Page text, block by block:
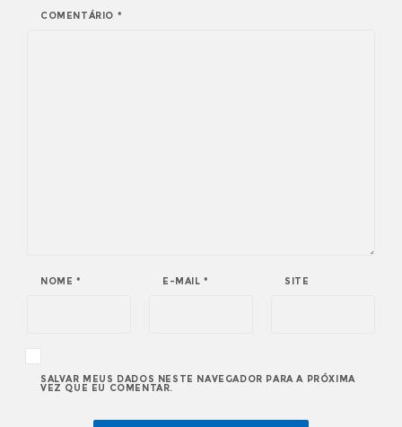
COMENTÁRIO *
NOME * E-MAIL* SITE
SALVAR MEUS DADOS NESTE NAVEGADOR PARA A PRÓXIMA
VEZ QUE EU COMENTAR.